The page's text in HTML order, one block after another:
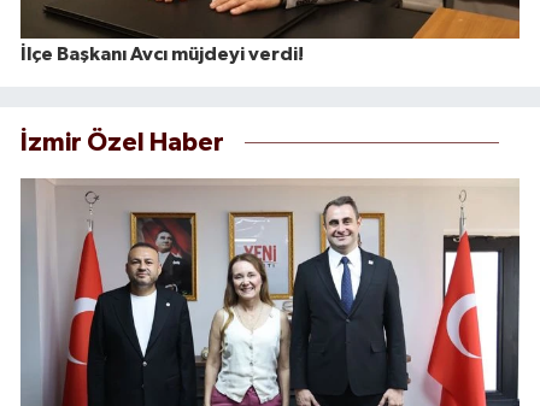
İlçe Başkanı Avcı müjdeyi verdi!
İzmir Özel Haber